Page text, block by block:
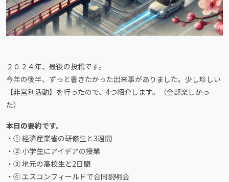
２０２４年、最後の投稿です。
今年の後半、ずっと書きたかった出来事がありました。少し珍しい
【非営利活動】を行ったので、4つ紹介します。（全部楽しかっ
た）
本日の要約です。
・① 経済産業省の研修生と3週間
・② 小学生にアイデアの授業
・③ 地元の高校生と2日間
・④ エスコンフィールドで合同説明会